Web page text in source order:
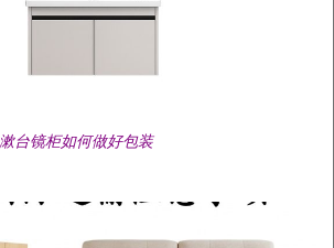
台镜柜如何做好包装